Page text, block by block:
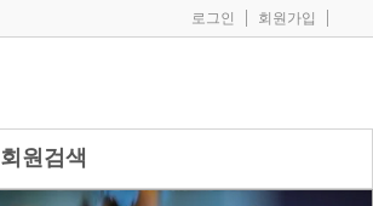
로그인 | 회원가입 |
회원검색